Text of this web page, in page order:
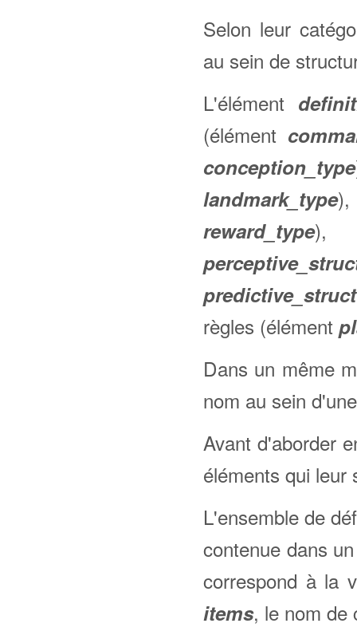
Selon leur
au sein de
L'élément
(élément
conception_type
landmark_type
reward_type),
règles (élément
Dans un même
nom au sein
Avant d'aborder
éléments qui leur
L'ensemble de
contenue dans
correspond à la
items, le nom de